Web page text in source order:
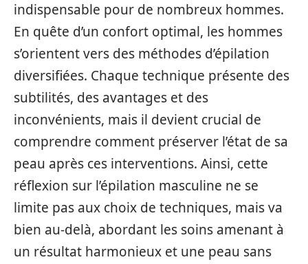
indispensable pour de nombreux hommes.
En quête d’un confort optimal, les hommes
s’orientent vers des méthodes d’épilation
diversifiées. Chaque technique présente des
subtilités, des avantages et des
inconvénients, mais il devient crucial de
comprendre comment préserver l’état de sa
peau après ces interventions. Ainsi, cette
réflexion sur l’épilation masculine ne se
limite pas aux choix de techniques, mais va
bien au-delà, abordant les soins amenant à
un résultat harmonieux et une peau sans